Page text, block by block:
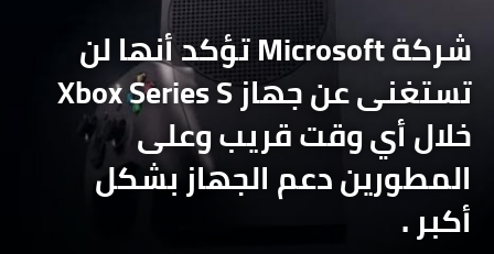
شركة Microsoft تؤكد أنها لن
تستغنى عن جهاز Xbox Series S
خلال أي وقت قريب وعلى
المطورين دعم الجهاز بشكل
أكبر .